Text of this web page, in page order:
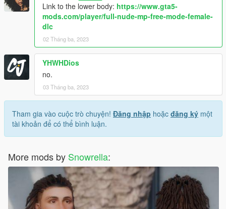
Link to the lower body: https://www.gta5-
mods.com/player/full-nude-mp-free-mode-female-
dlc
02 Tháng ba, 2023
YHWHDios
no.
03 Tháng ba, 2023
Tham gia vào cuộc trò chuyện! Đăng nhập hoặc đăng ký một
tài khoản để có thể bình luận.
More mods by Snowrella: